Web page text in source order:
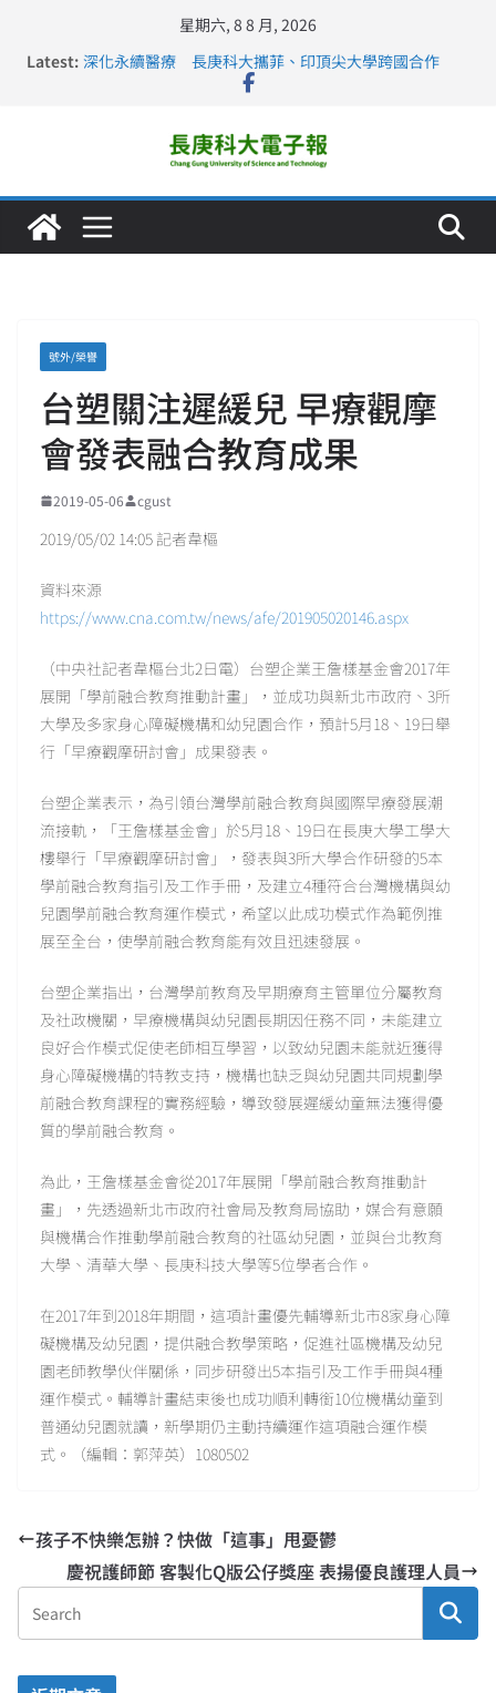
星期六, 8 8 月, 2026
Latest: 深化永續醫療 長庚科大攜菲、印頂尖大學跨國合作
長庚科大訪凱瑟醫療集團、美容學校收穫豐
仁德醫專與長庚科大締結策略聯盟 培育護理尖兵
長庚科大連四年穩居《遠見》醫學大學第5名 辦學實力再
號外/榮譽
台塑關注遲緩兒 早療觀摩
會發表融合教育成果
2019-05-06 cgust
2019/05/02 14:05 記者韋樞
資料來源
https://www.cna.com.tw/news/afe/201905020146.aspx
（中央社記者韋樞台北2日電）台塑企業王詹樣基金會2017年
展開「學前融合教育推動計畫」，並成功與新北市政府、3所
大學及多家身心障礙機構和幼兒園合作，預計5月18、19日舉
行「早療觀摩研討會」成果發表。
台塑企業表示，為引領台灣學前融合教育與國際早療發展潮
流接軌，「王詹樣基金會」於5月18、19日在長庚大學工學大
樓舉行「早療觀摩研討會」，發表與3所大學合作研發的5本
學前融合教育指引及工作手冊，及建立4種符合台灣機構與幼
兒園學前融合教育運作模式，希望以此成功模式作為範例推
展至全台，使學前融合教育能有效且迅速發展。
台塑企業指出，台灣學前教育及早期療育主管單位分屬教育
及社政機關，早療機構與幼兒園長期因任務不同，未能建立
良好合作模式促使老師相互學習，以致幼兒園未能就近獲得
身心障礙機構的特教支持，機構也缺乏與幼兒園共同規劃學
前融合教育課程的實務經驗，導致發展遲緩幼童無法獲得優
質的學前融合教育。
為此，王詹樣基金會從2017年展開「學前融合教育推動計
畫」，先透過新北市政府社會局及教育局協助，媒合有意願
與機構合作推動學前融合教育的社區幼兒園，並與台北教育
大學、清華大學、長庚科技大學等5位學者合作。
在2017年到2018年期間，這項計畫優先輔導新北市8家身心障
礙機構及幼兒園，提供融合教學策略，促進社區機構及幼兒
園老師教學伙伴關係，同步研發出5本指引及工作手冊與4種
運作模式。輔導計畫結束後也成功順利轉銜10位機構幼童到
普通幼兒園就讀，新學期仍主動持續運作這項融合運作模
式。（編輯：郭萍英）1080502
孩子不快樂怎辦？快做「這事」甩憂鬱
慶祝護師節 客製化Q版公仔獎座 表揚優良護理人員